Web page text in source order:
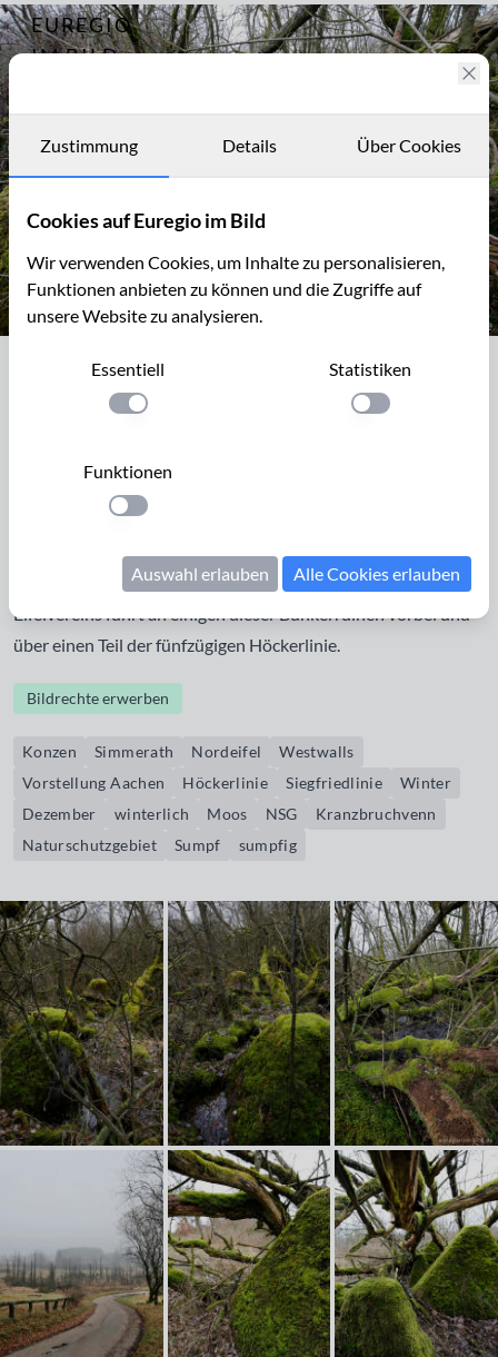
EUREGIO
IM BILD
Archiv
Kontakt
Archiv 11778
Im Kranzbruchvenn zwischen
Simmerath und Konzen
und südlich von Simmerath gab es ca. 30 Bunker, von denen
teilweise noch Reste in Form von flachen Hügeln in der
Landschaft erkennbar sind. Der Wanderweg 54 des
Eifelvereins führt an einigen dieser Bunkerruinen vorbei und
über einen Teil der fünfzügigen Höckerlinie.
Bildrechte erwerben
Konzen Simmerath Nordeifel
Westwalls
Vorstellung Aachen
Höckerlinie Siegfriedlinie
Winter
Dezember
winterlich Moos NSG
Kranzbruchvenn
Naturschutzgebiet
Sumpf sumpfig
Zustimmung Details Über Cookies
Cookies auf Euregio im Bild
Wir verwenden Cookies, um Inhalte zu personalisieren,
Funktionen anbieten zu können und die Zugriffe auf
unsere Website zu analysieren.
Essentiell
Einstellung anwenden
Statistiken
Einstellung
Funktionen
Einstellung anwenden
Auswahl erlauben Alle Cookies erlauben